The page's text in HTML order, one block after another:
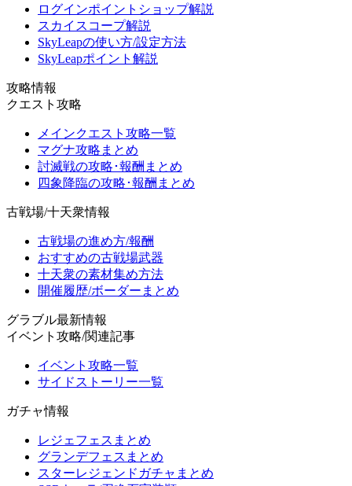
ログインポイントショップ解説
スカイスコープ解説
SkyLeapの使い方/設定方法
SkyLeapポイント解説
攻略情報
クエスト攻略
メインクエスト攻略一覧
マグナ攻略まとめ
討滅戦の攻略･報酬まとめ
四象降臨の攻略･報酬まとめ
古戦場/十天衆情報
古戦場の進め方/報酬
おすすめの古戦場武器
十天衆の素材集め方法
開催履歴/ボーダーまとめ
グラブル最新情報
イベント攻略/関連記事
イベント攻略一覧
サイドストーリー一覧
ガチャ情報
レジェフェスまとめ
グランデフェスまとめ
スターレジェンドガチャまとめ